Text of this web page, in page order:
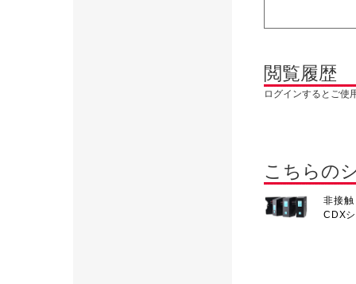
閲覧履歴
ログインするとご使
こちらの
非接
CDX